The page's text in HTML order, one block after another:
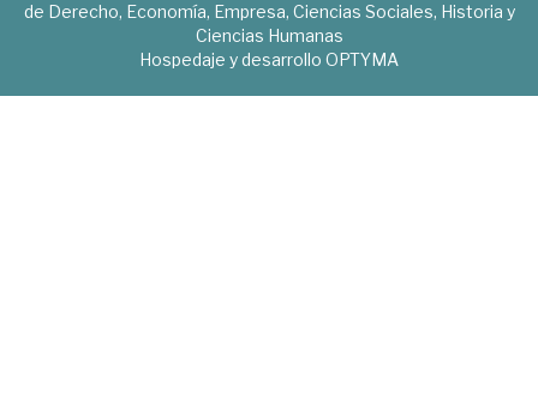
de Derecho, Economía, Empresa, Ciencias Sociales, Historia y
Ciencias Humanas
Hospedaje y desarrollo OPTYMA